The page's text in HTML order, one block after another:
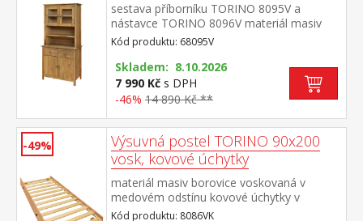
sestava příborníku TORINO 8095V a
nástavce TORINO 8096V materiál masiv
borovice voskovaná v medovém
odstínu kovové úchytky v barevném
provedení černěná mosaz příborník: 2
zásuvky s kovovými pojezdy, 2 plné dveře,
1 police nástavec: 2 prosklené dveře, 1
80 cm rozměr nástavce (š/h/v) 90 × 33 ×
100 cm
Kód produktu: 68095V
Skladem: 8.10.2026
7 990 Kč s DPH
-46% 14 890 Kč **
-49%
Výsuvná postel TORINO 90x200
vosk, kovové úchytky
materiál masiv borovice voskovaná v
medovém odstínu kovové úchytky v
barevném provedení černěná
Kód produktu: 8086VK